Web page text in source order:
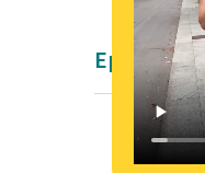
Epika